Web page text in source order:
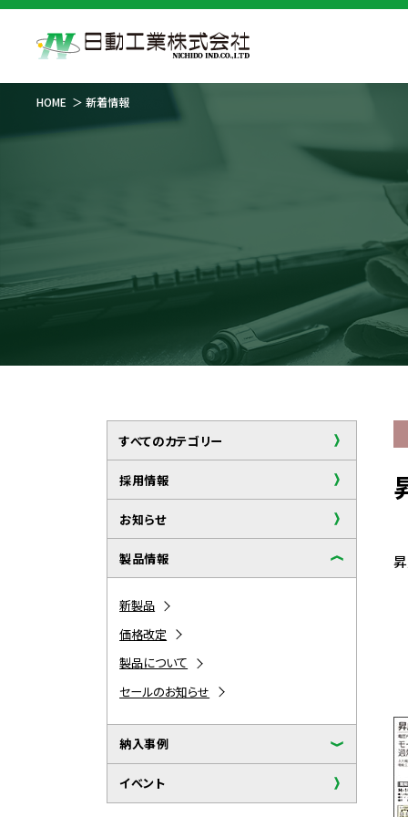
HOME 新着情報
すべてのカテゴリー
採用情報
お知らせ
製品情報
新製品
価格改定
製品について
セールのお知らせ
納入事例
イベント